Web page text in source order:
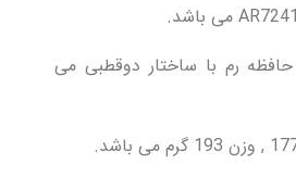
حافظه رم با ساختار دوقطبی می